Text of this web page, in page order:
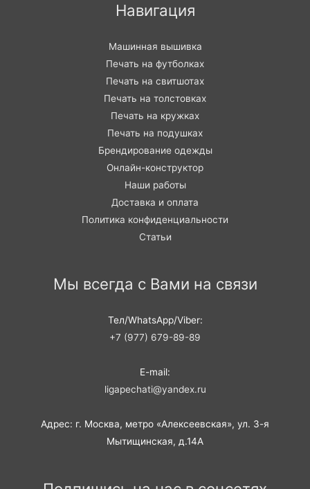
Навигация
Машинная вышивка
Печать на футболках
Печать на свитшотах
Печать на толстовках
Печать на кружках
Печать на подушках
Брендирование одежды
Онлайн-конструктор
Наши работы
Доставка и оплата
Политика конфиденциальности
Статьи
Мы всегда с Вами на связи
Тел/WhatsApp/Viber:
+7 (977) 679-89-89
E-mail:
ligapechati@yandex.ru
Адрес: г. Москва, метро «Алексеевская», ул. 3-я
Мытищинская, д.14А